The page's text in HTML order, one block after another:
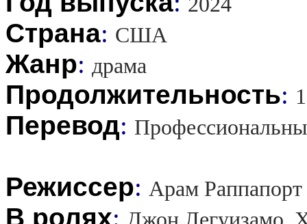
Страна: США
Жанр: драма
Продолжительность:
Перевод:
Режиссер: Арам Раппапорт
В ролях: